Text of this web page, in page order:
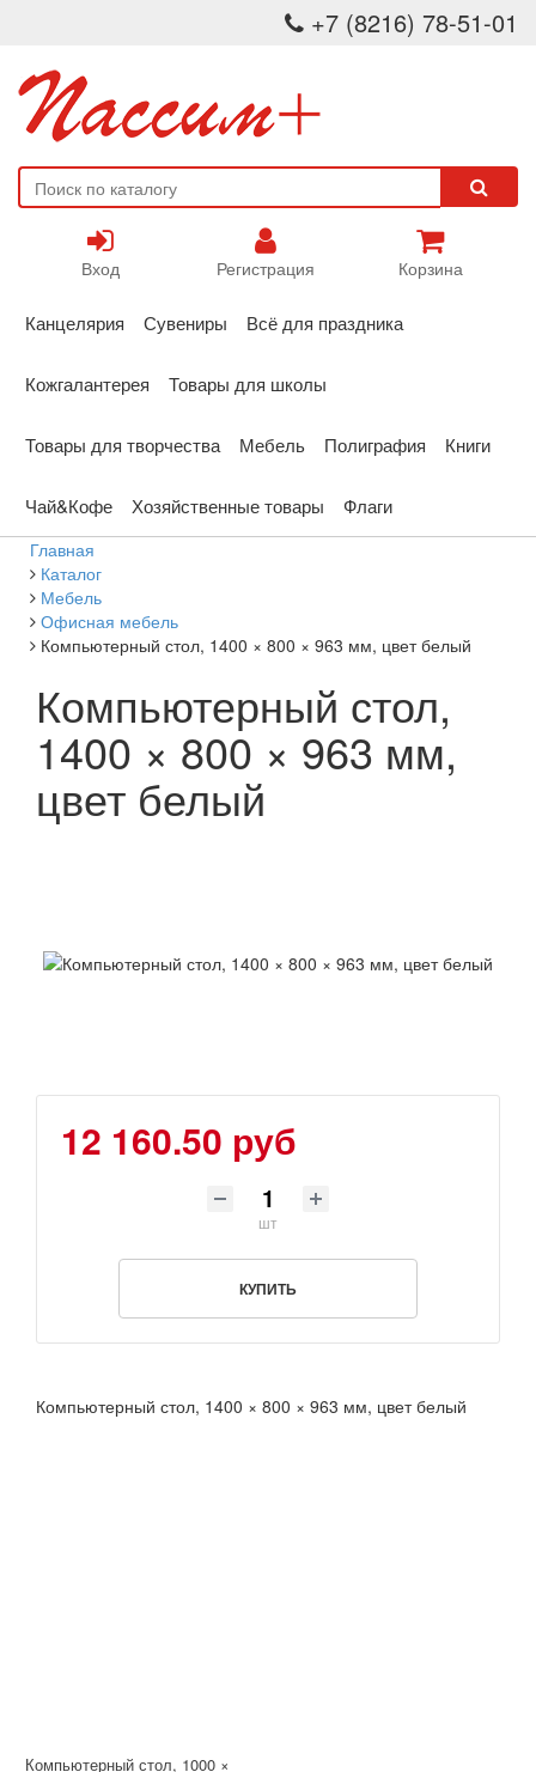
+7 (8216) 78-51-01
Вход Регистрация Корзина
Канцелярия Сувениры Всё для праздника
Кожгалантерея Товары для школы
Товары для творчества Мебель Полиграфия Книги
Чай&Кофе Хозяйственные товары Флаги
Главная
Каталог
Мебель
Офисная мебель
Компьютерный стол, 1400 × 800 × 963 мм, цвет белый
Компьютерный стол,
1400 × 800 × 963 мм,
цвет белый
12 160.50 руб
шт
КУПИТЬ
Компьютерный стол, 1400 × 800 × 963 мм, цвет белый
Компьютерный стол, 1000 ×